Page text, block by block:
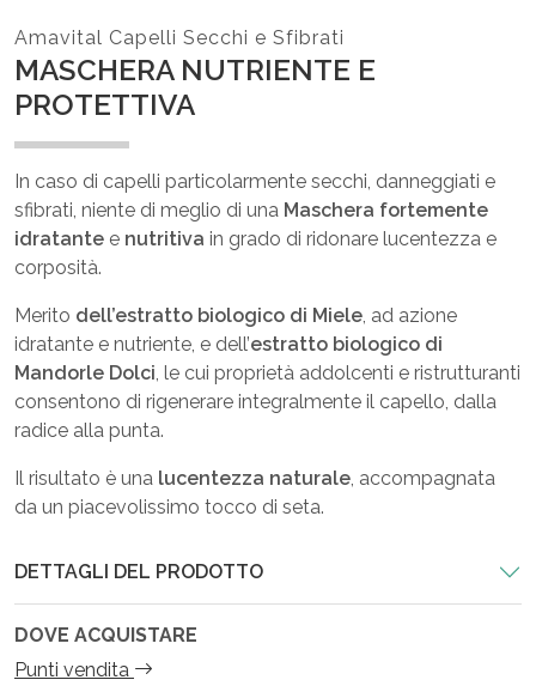
Amavital Capelli Secchi e Sfibrati
MASCHERA NUTRIENTE E
PROTETTIVA
In caso di capelli particolarmente secchi, danneggiati e
sfibrati, niente di meglio di una Maschera fortemente
idratante e nutritiva in grado di ridonare lucentezza e
corposità.
Merito dell’estratto biologico di Miele , ad azione
idratante e nutriente, e dell’estratto biologico di
Mandorle Dolci , le cui proprietà addolcenti e ristrutturanti
consentono di rigenerare integralmente il capello, dalla
radice alla punta.
Il risultato è una lucentezza naturale , accompagnata
da un piacevolissimo tocco di seta.
DETTAGLI DEL PRODOTTO
DOVE ACQUISTARE
Punti vendita